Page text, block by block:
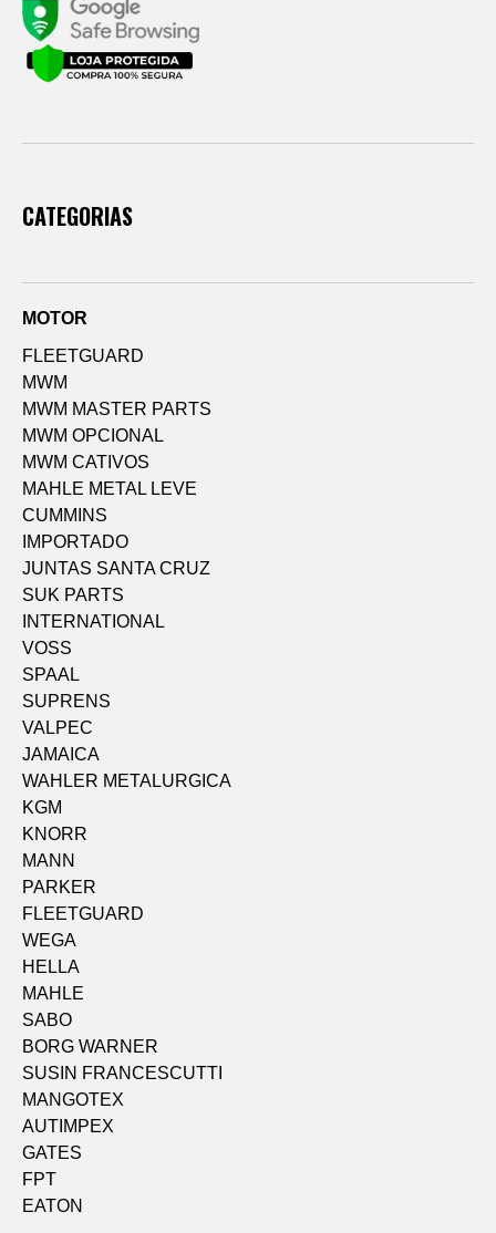
CATEGORIAS
MOTOR
FLEETGUARD
MWM
MWM MASTER PARTS
MWM OPCIONAL
MWM CATIVOS
MAHLE METAL LEVE
CUMMINS
IMPORTADO
JUNTAS SANTA CRUZ
SUK PARTS
INTERNATIONAL
VOSS
SPAAL
SUPRENS
VALPEC
JAMAICA
WAHLER METALURGICA
KGM
KNORR
MANN
PARKER
FLEETGUARD
WEGA
HELLA
MAHLE
SABO
BORG WARNER
SUSIN FRANCESCUTTI
MANGOTEX
AUTIMPEX
GATES
FPT
EATON